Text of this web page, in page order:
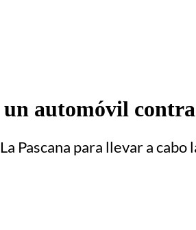
automóvil
Pascana para llevar a